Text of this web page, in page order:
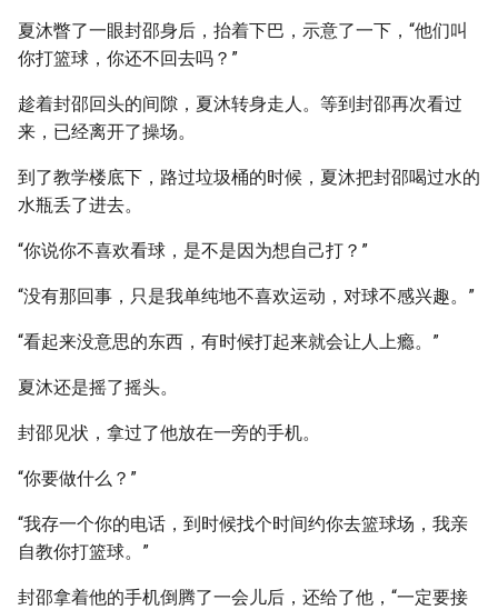
夏沐瞥了一眼封邵身后，抬着下巴，示意了一下，“他们叫
你打篮球，你还不回去吗？”
趁着封邵回头的间隙，夏沐转身走人。等到封邵再次看过
来，已经离开了操场。
到了教学楼底下，路过垃圾桶的时候，夏沐把封邵喝过水的
水瓶丢了进去。
“你说你不喜欢看球，是不是因为想自己打？”
“没有那回事，只是我单纯地不喜欢运动，对球不感兴趣。”
“看起来没意思的东西，有时候打起来就会让人上瘾。”
夏沐还是摇了摇头。
封邵见状，拿过了他放在一旁的手机。
“你要做什么？”
“我存一个你的电话，到时候找个时间约你去篮球场，我亲
自教你打篮球。”
封邵拿着他的手机倒腾了一会儿后，还给了他，“一定要接